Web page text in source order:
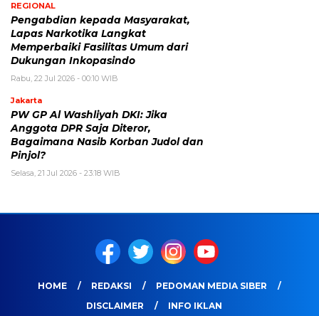
REGIONAL
Pengabdian kepada Masyarakat,
Lapas Narkotika Langkat
Memperbaiki Fasilitas Umum dari
Dukungan Inkopasindo
Rabu, 22 Jul 2026 - 00:10 WIB
Jakarta
PW GP Al Washliyah DKI: Jika
Anggota DPR Saja Diteror,
Bagaimana Nasib Korban Judol dan
Pinjol?
Selasa, 21 Jul 2026 - 23:18 WIB
HOME REDAKSI
PEDOMAN MEDIA SIBER
DISCLAIMER
INFO IKLAN